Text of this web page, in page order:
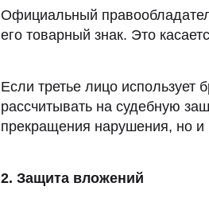
Официальный
его товарный знак. Это
Если третье лицо использует
рассчитывать на судебную
прекращения нарушения, но и
2. Защита вложений